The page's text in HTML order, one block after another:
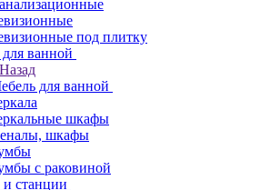
под плитку
ванной
Назад
для ванной
шкафы
шкафы
с раковиной
станции